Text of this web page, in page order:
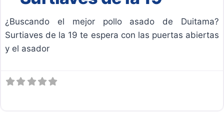
¿Buscando el mejor pollo asado de Duitama?
Surtiaves de la 19 te espera con las puertas abiertas
y el asador